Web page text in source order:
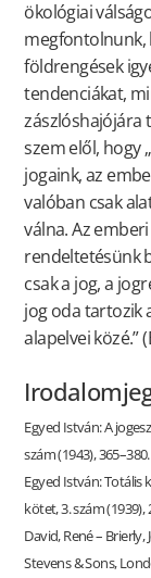
ökológiai
megfontolnunk,
földrengések
tendenciákat,
zászlóshajójára
szem elől, hogy
jogaink, az
valóban csak
válna. Az
rendeltetésünk
csak a jog, a
jog oda tartozik
alapelvei közé.”
Egyed István: A
szám (1943),
Egyed István: Totális
kötet, 3. szám (1939),
David, René – Brierly,
Stevens & Sons,